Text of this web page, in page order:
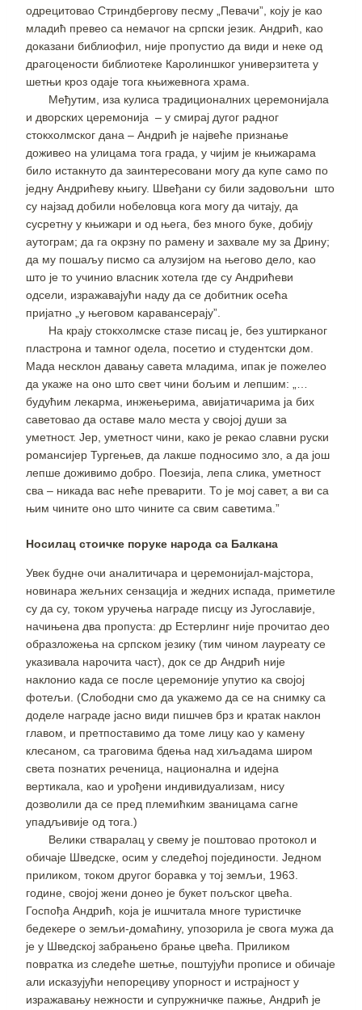
одрецитовао Стриндбергову песму „Певачи”, коју је као
младић превео са немачог на српски језик. Андрић, као
доказани библиофил, није пропустио да види и неке од
драгоцености библиотеке Каролиншког универзитета у
шетњи кроз одаје тога књижевнога храма.
Међутим, иза кулиса традиционалних церемонијала
и дворских церемонија – у смирај дугог радног
стокхолмског дана – Андрић је највеће признање
доживео на улицама тога града, у чијим је књижарама
било истакнуто да заинтересовани могу да купе само по
једну Андрићеву књигу. Швеђани су били задовољни што
су најзад добили нобеловца кога могу да читају, да
сусретну у књижари и од њега, без много буке, добију
аутограм; да га окрзну по рамену и захвале му за Дрину;
да му пошаљу писмо са алузијом на његово дело, као
што је то учинио власник хотела где су Андрићеви
одсели, изражавајући наду да се добитник осећа
пријатно „у његовом каравансерају”.
На крају стокхолмске стазе писац је, без уштирканог
пластрона и тамног одела, посетио и студентски дом.
Мада несклон давању савета младима, ипак је пожелео
да укаже на оно што свет чини бољим и лепшим: „…
будућим лекарма, инжењерима, авијатичарима ја бих
саветовао да оставе мало места у својој души за
уметност. Јер, уметност чини, како је рекао славни руски
романсијер Тургењев, да лакше подносимо зло, а да још
лепше доживимо добро. Поезија, лепа слика, уметност
сва – никада вас неће преварити. То је мој савет, а ви са
њим чините оно што чините са свим саветима.”
Носилац стоичке поруке народа са Балкана
Увек будне очи аналитичара и церемонијал-мајстора,
новинара жељних сензација и жедних испада, приметиле
су да су, током уручења награде писцу из Југославије,
начињена два пропуста: др Естерлинг није прочитао део
образложења на српском језику (тим чином лауреату се
указивала нарочита част), док се др Андрић није
наклонио када се после церемоније упутио ка својој
фотељи. (Слободни смо да укажемо да се на снимку са
доделе награде јасно види пишчев брз и кратак наклон
главом, и претпоставимо да томе лицу као у камену
клесаном, са траговима бдења над хиљадама широм
света познатих реченица, национална и идејна
вертикала, као и урођени индивидуализам, нису
дозволили да се пред племићким званицама сагне
упадљивије од тога.)
Велики стваралац у свему је поштовао протокол и
обичаје Шведске, осим у следећој појединости. Једном
приликом, током другог боравка у тој земљи, 1963.
године, својој жени донео је букет пољског цвећа.
Госпођа Андрић, која је ишчитала многе туристичке
бедекере о земљи-домаћину, упозорила је свога мужа да
је у Шведској забрањено брање цвећа. Приликом
повратка из следеће шетње, поштујући прописе и обичаје
али исказујући непорециву упорност и истрајност у
изражавању нежности и супружничке пажње, Андрић је